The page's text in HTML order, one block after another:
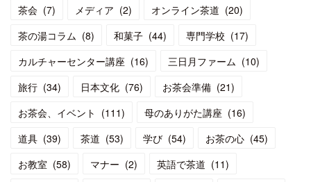
茶会 (7) メディア (2) オンライン茶道 (20)
茶の湯コラム (8) 和菓子 (44) 専門学校 (17)
カルチャーセンター講座 (16) 三日月ファーム (10)
旅行 (34) 日本文化 (76) お茶会準備 (21)
お茶会、イベント (111) 母のありがた講座 (16)
道具 (39) 茶道 (53) 学び (54) お茶の心 (45)
お教室 (58) マナー (2) 英語で茶道 (11)